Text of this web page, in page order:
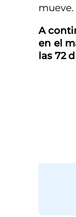
mueve.
A
en el
las 72